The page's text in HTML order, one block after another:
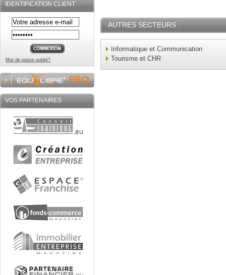
IDENTIFICATION CLIENT
Mot de passe oublié?
VOS PARTENAIRES
AUTRES SECTEURS :
Informatique et Communication
Tourisme et CHR